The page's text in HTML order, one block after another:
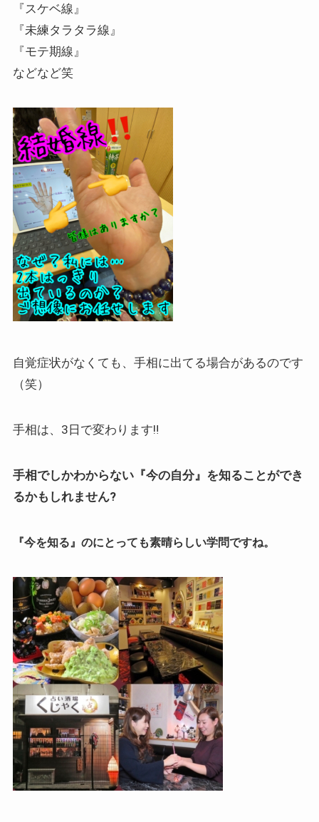
『スケベ線』
『未練タラタラ線』
『モテ期線』
などなど笑
自覚症状がなくても、手相に出てる場合があるのです
（笑）
手相は、3日で変わります‼️
手相でしかわからない『今の自分』を知ることができ
るかもしれません?
『今を知る』のにとっても素晴らしい学問ですね。